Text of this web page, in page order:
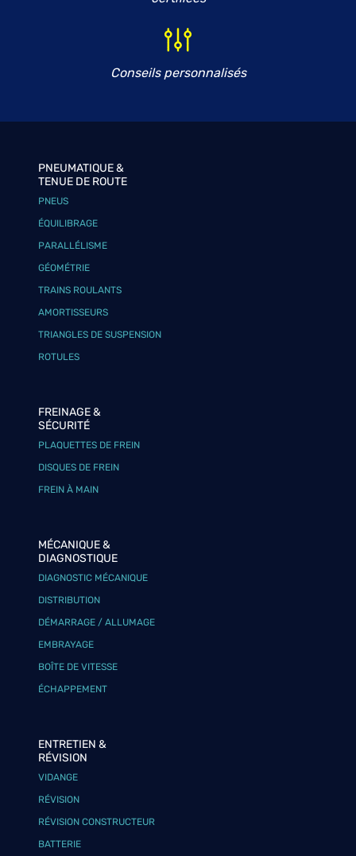
Conseils personnalisés
PNEUMATIQUE &
TENUE DE ROUTE
PNEUS
ÉQUILIBRAGE
PARALLÉLISME
GÉOMÉTRIE
TRAINS ROULANTS
AMORTISSEURS
TRIANGLES DE SUSPENSION
ROTULES
FREINAGE &
SÉCURITÉ
PLAQUETTES DE FREIN
DISQUES DE FREIN
FREIN À MAIN
MÉCANIQUE &
DIAGNOSTIQUE
DIAGNOSTIC MÉCANIQUE
DISTRIBUTION
DÉMARRAGE / ALLUMAGE
EMBRAYAGE
BOÎTE DE VITESSE
ÉCHAPPEMENT
ENTRETIEN &
RÉVISION
VIDANGE
RÉVISION
RÉVISION CONSTRUCTEUR
BATTERIE